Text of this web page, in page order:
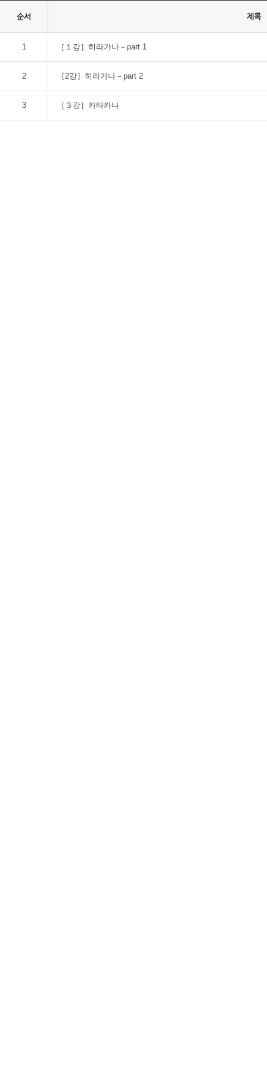
순서 제목
1 ［１강］히라가나－part 1
2 ［2강］히라가나－part 2
3 ［３강］카타카나